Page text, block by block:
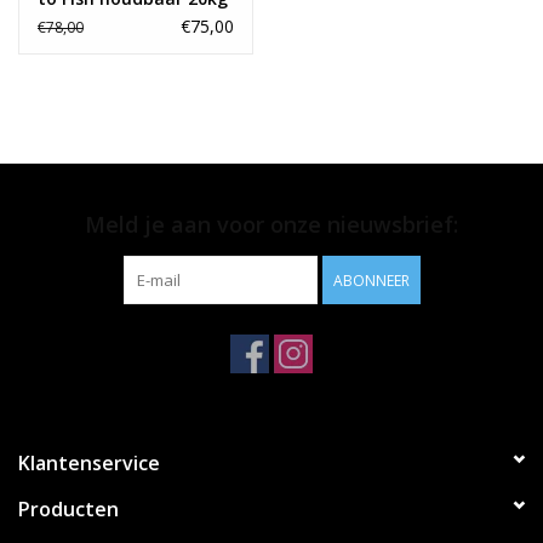
€78,00 €75,00
ABONNEER
Klantenservice
Producten